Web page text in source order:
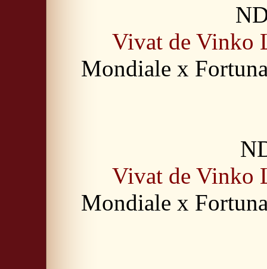
Vivat de Vinko
Mondiale x
Vivat de Vinko
Mondiale x